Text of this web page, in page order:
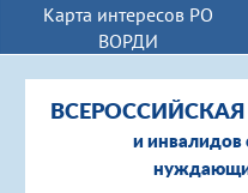
Карта интересов РО
ВОРДИ
и инвалидов